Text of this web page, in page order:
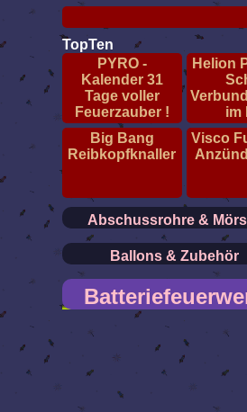
TopTen
PYRO -
Kalender 31
Tage voller
Feuerzauber !
Helion
im
Big Bang
Reibkopfknaller
Visco
Abschussrohre &
Ballons & Zubehör